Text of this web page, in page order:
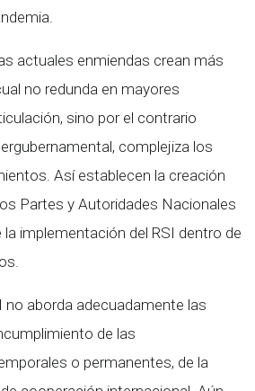
actuales enmiendas crean más
no redunda en mayores
sino por el contrario
complejiza los
Así establecen la creación
Partes y Autoridades Nacionales
implementación del RSI dentro de
no aborda adecuadamente las
de las
o permanentes, de la